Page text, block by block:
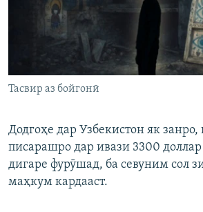
Тасвир аз бойгонӣ
Додгоҳе дар Узбекистон як занро,
писарашро дар ивази 3300
дигаре фурӯшад, ба севуним сол
маҳкум кардааст.